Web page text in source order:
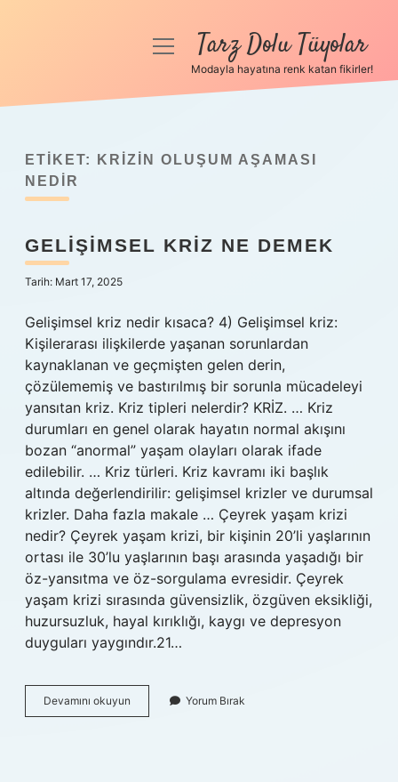
Anasayfa
Yasal Uyarı
menüyüTarz Dolu Tüyolar
Modayla hayatına renk katan fikirler!
ETIKET:
KRIZIN OLUŞUM AŞAMASI
NEDIR
GELIŞIMSEL KRIZ NE DEMEK
Tarih: Mart 17, 2025
Gelişimsel kriz nedir kısaca? 4) Gelişimsel kriz:
Kişilerarası ilişkilerde yaşanan sorunlardan
kaynaklanan ve geçmişten gelen derin,
çözülememiş ve bastırılmış bir sorunla mücadeleyi
yansıtan kriz. Kriz tipleri nelerdir? KRİZ. … Kriz
durumları en genel olarak hayatın normal akışını
bozan “anormal” yaşam olayları olarak ifade
edilebilir. … Kriz türleri. Kriz kavramı iki başlık
altında değerlendirilir: gelişimsel krizler ve durumsal
krizler. Daha fazla makale … Çeyrek yaşam krizi
nedir? Çeyrek yaşam krizi, bir kişinin 20’li yaşlarının
ortası ile 30’lu yaşlarının başı arasında yaşadığı bir
öz-yansıtma ve öz-sorgulama evresidir. Çeyrek
yaşam krizi sırasında güvensizlik, özgüven eksikliği,
huzursuzluk, hayal kırıklığı, kaygı ve depresyon
duyguları yaygındır.21…
Devamını okuyun Gelişimsel
Kriz
Yorum Bırak